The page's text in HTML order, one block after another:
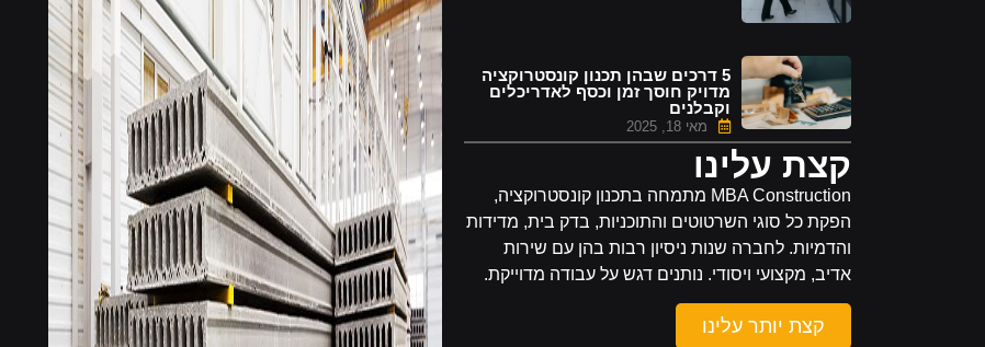
5 דרכים שבהן תכנון קונסטרוקציה
מדויק חוסך זמן וכסף לאדריכלים
וקבלנים
מאי 18, 2025
קצת עלינו
MBA Construction מתמחה בתכנון קונסטרוקציה,
הפקת כל סוגי השרטוטים והתוכניות, בדק בית, מדידות
והדמיות. לחברה שנות ניסיון רבות בהן עם שירות
אדיב, מקצועי ויסודי. נותנים דגש על עבודה מדוייקת.
קצת יותר עלינו